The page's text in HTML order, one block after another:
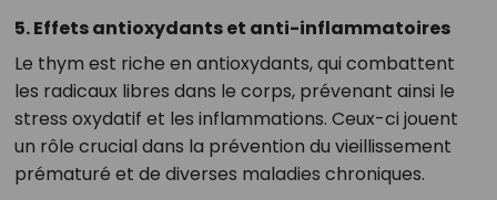
5. Effets antioxydants et anti-inflammatoires
Le thym est riche en antioxydants, qui combattent
les radicaux libres dans le corps, prévenant ainsi le
stress oxydatif et les inflammations. Ceux-ci jouent
un rôle crucial dans la prévention du vieillissement
prématuré et de diverses maladies chroniques.